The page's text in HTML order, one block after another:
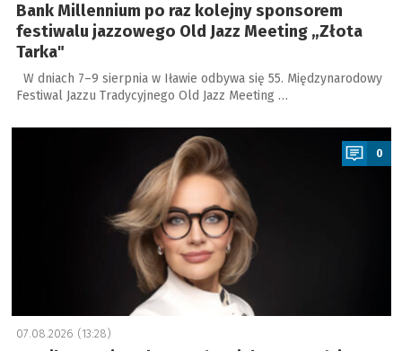
Bank Millennium po raz kolejny sponsorem
festiwalu jazzowego Old Jazz Meeting „Złota
Tarka"
W dniach 7–9 sierpnia w Iławie odbywa się 55. Międzynarodowy
Festiwal Jazzu Tradycyjnego Old Jazz Meeting …
a
0
07.08.2026 (13:28)